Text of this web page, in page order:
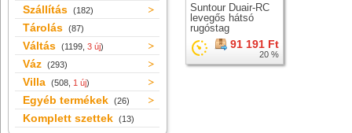
Szállítás (182)
Tárolás (87)
Váltás (1199, 3 új)
Váz (293)
Villa (508, 1 új)
Egyéb termékek (26)
Komplett szettek (13)
Suntour Duair-RC
levegős hátsó
rugóstag
91 191 Ft
20 %